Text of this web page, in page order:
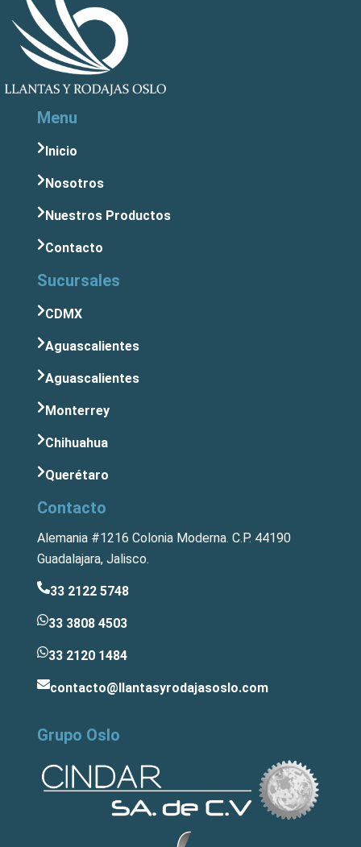
Menu
Inicio
Nosotros
Nuestros Productos
Contacto
Sucursales
CDMX
Aguascalientes
Aguascalientes
Monterrey
Chihuahua
Querétaro
Contacto
Alemania #1216 Colonia Moderna. C.P. 44190
Guadalajara, Jalisco.
33 2122 5748
33 3808 4503
33 2120 1484
contacto@llantasyrodajasoslo.com
Grupo Oslo